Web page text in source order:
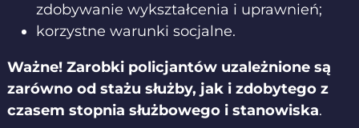
zdobywanie wykształcenia i uprawnień;
korzystne warunki socjalne.
Ważne! Zarobki policjantów uzależnione są
zarówno od stażu służby, jak i zdobytego z
czasem stopnia służbowego i stanowiska.